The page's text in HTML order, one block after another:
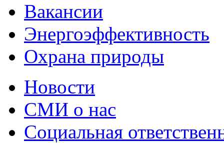
Вакансии
Энергоэффективность
Охрана природы
Новости
СМИ о нас
Социальная